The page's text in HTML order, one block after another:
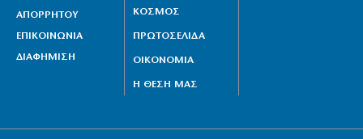
ΑΠΟΡΡΗΤΟΥ
ΕΠΙΚΟΙΝΩΝΙΑ
ΔΙΑΦΗΜΙΣΗ
ΚΟΣΜΟΣ
ΠΡΩΤΟΣΕΛΙΔΑ
ΟΙΚΟΝΟΜΙΑ
Η ΘΕΣΗ ΜΑΣ